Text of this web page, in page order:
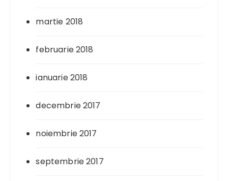
martie 2018
februarie 2018
ianuarie 2018
decembrie 2017
noiembrie 2017
septembrie 2017